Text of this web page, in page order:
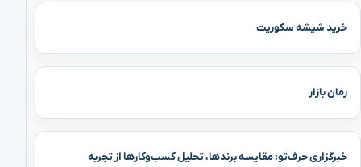
خرید شیشه سکوریت
رمان بازار
خبرگزاری حرف‌تو: مقایسه برندها، تحلیل کسب‌وکارها از تجربه